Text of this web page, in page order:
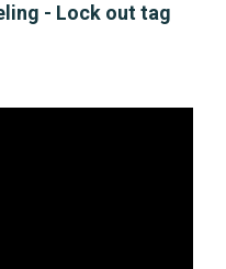
- Lock out tag